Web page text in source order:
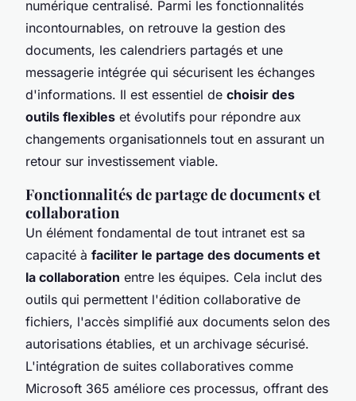
numérique centralisé. Parmi les fonctionnalités
incontournables, on retrouve la gestion des
documents, les calendriers partagés et une
messagerie intégrée qui sécurisent les échanges
d'informations. Il est essentiel de choisir des
outils flexibles et évolutifs pour répondre aux
changements organisationnels tout en assurant un
retour sur investissement viable.
Fonctionnalités de partage de documents et
collaboration
Un élément fondamental de tout intranet est sa
capacité à faciliter le partage des documents et
la collaboration entre les équipes. Cela inclut des
outils qui permettent l'édition collaborative de
fichiers, l'accès simplifié aux documents selon des
autorisations établies, et un archivage sécurisé.
L'intégration de suites collaboratives comme
Microsoft 365 améliore ces processus, offrant des